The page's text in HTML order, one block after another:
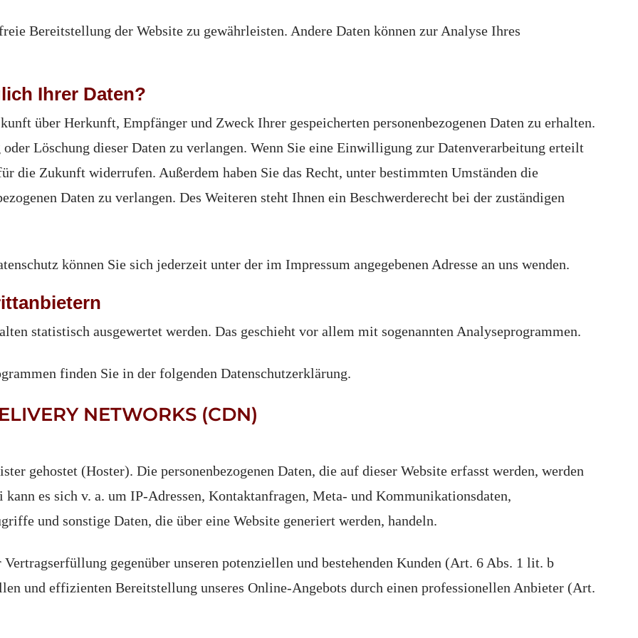
Bereitstellung der Website zu gewährleisten. Andere Daten können zur Analyse Ihres
Ihrer Daten?
über Herkunft, Empfänger und Zweck Ihrer gespeicherten personenbezogenen Daten zu erhalten.
Löschung dieser Daten zu verlangen. Wenn Sie eine Einwilligung zur Datenverarbeitung erteilt
die Zukunft widerrufen. Außerdem haben Sie das Recht, unter bestimmten Umständen die
Daten zu verlangen. Des Weiteren steht Ihnen ein Beschwerderecht bei der zuständigen
können Sie sich jederzeit unter der im Impressum angegebenen Adresse an uns wenden.
statistisch ausgewertet werden. Das geschieht vor allem mit sogenannten Analyseprogrammen.
finden Sie in der folgenden Datenschutzerklärung.
NETWORKS (CDN)
gehostet (Hoster). Die personenbezogenen Daten, die auf dieser Website erfasst werden, werden
es sich v. a. um IP-Adressen, Kontaktanfragen, Meta- und Kommunikationsdaten,
und sonstige Daten, die über eine Website generiert werden, handeln.
gegenüber unseren potenziellen und bestehenden Kunden (Art. 6 Abs. 1 lit. b
und effizienten Bereitstellung unseres Online-Angebots durch einen professionellen Anbieter (Art.